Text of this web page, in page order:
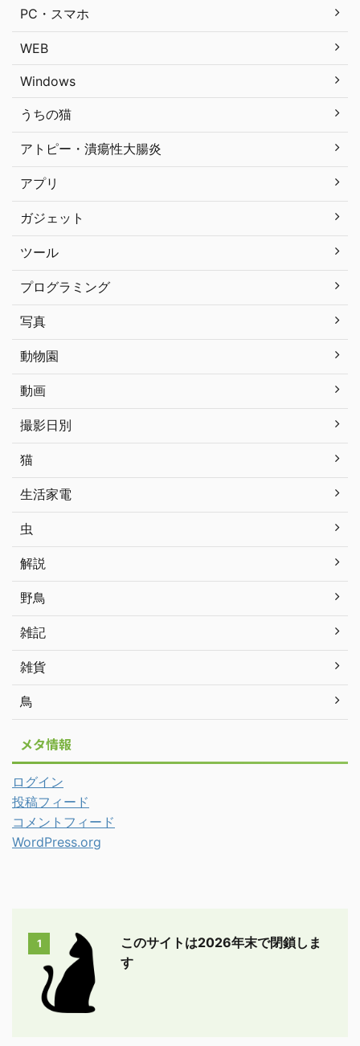
PC・スマホ
WEB
Windows
うちの猫
アトピー・潰瘍性大腸炎
アプリ
ガジェット
ツール
プログラミング
写真
動物園
動画
撮影日別
猫
生活家電
虫
解説
野鳥
雑記
雑貨
鳥
メタ情報
ログイン
投稿フィード
コメントフィード
WordPress.org
1
このサイトは2026年末で閉鎖しま
す